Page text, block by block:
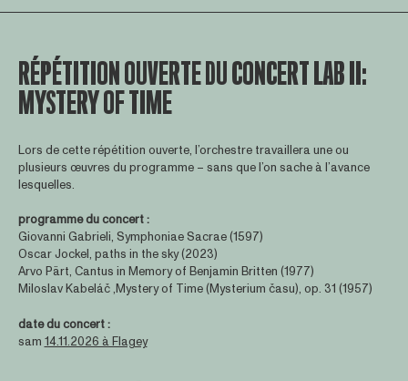
RÉPÉTITION OUVERTE DU CONCERT LAB II:
MYSTERY OF TIME
Lors de cette répétition ouverte, l’orchestre travaillera une ou
plusieurs œuvres du programme – sans que l’on sache à l’avance
lesquelles.
programme du concert :
Giovanni Gabrieli, Symphoniae Sacrae (1597)
Oscar Jockel, paths in the sky (2023)
Arvo Pärt, Cantus in Memory of Benjamin Britten (1977)
Miloslav Kabeláč ,Mystery of Time (Mysterium času), op. 31 (1957)
date du concert :
sam 14.11.2026 à Flagey